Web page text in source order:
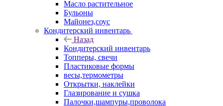
Масло растительное
Бульоны
Майонез,соус
Кондитерский инвентарь
Назад
Кондитерский инвентарь
Топперы, свечи
Пластиковые формы
весы,термометры
Открытки, наклейки
Глазирование и сушка
Палочки,шампуры,проволока